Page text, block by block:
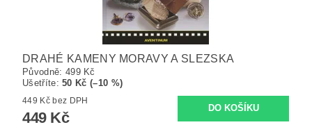
DRAHÉ KAMENY MORAVY A SLEZSKA
Původně: 499 Kč
Ušetříte:50 Kč (–10 %)
449 Kč bez DPH
449 Kč